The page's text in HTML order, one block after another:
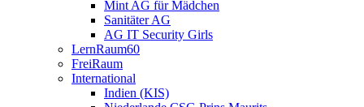
Mint AG für Mädchen
Sanitäter AG
AG IT Security Girls
LernRaum60
FreiRaum
International
Indien (KIS)